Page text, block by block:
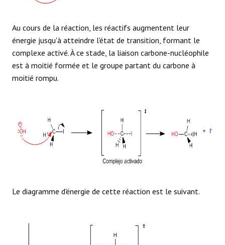
Au cours de la réaction, les réactifs augmentent leur
énergie jusqu'à atteindre l'état de transition, formant le
complexe activé. À ce stade, la liaison carbone-nucléophile
est à moitié formée et le groupe partant du carbone à
moitié rompu.
Le diagramme d'énergie de cette réaction est le suivant.